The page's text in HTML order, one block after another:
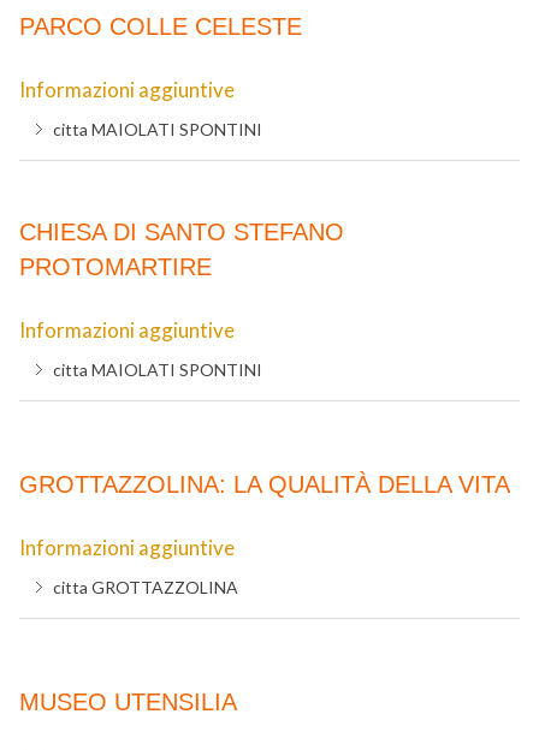
PARCO COLLE CELESTE
Informazioni aggiuntive
citta MAIOLATI SPONTINI
CHIESA DI SANTO STEFANO
PROTOMARTIRE
Informazioni aggiuntive
citta MAIOLATI SPONTINI
GROTTAZZOLINA: LA QUALITÀ DELLA VITA
Informazioni aggiuntive
citta GROTTAZZOLINA
MUSEO UTENSILIA